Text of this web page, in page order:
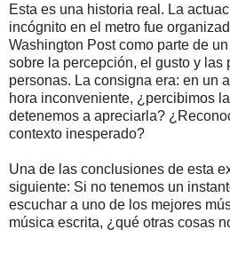
Esta es una historia real. La
incógnito en el metro fue
Washington Post como parte de
sobre la percepción, el gusto y las
personas. La consigna era: en un
hora inconveniente, ¿percibimos
detenemos a apreciarla?
contexto inesperado?
Una de las conclusiones de esta
siguiente: Si no tenemos un
escuchar a uno de los mejores
música escrita, ¿qué otras cosas